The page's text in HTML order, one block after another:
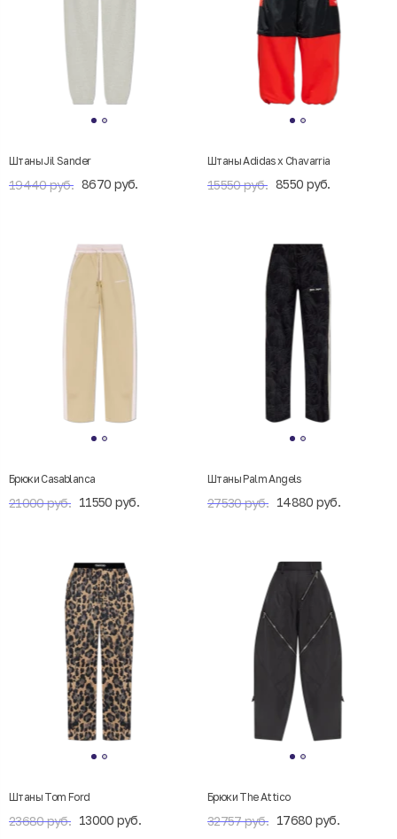
Штаны Jil Sander
19440 руб. 8670 руб.
Штаны Adidas x Chavarria
15550 руб. 8550 руб.
Брюки Casablanca
21000 руб. 11550 руб.
Штаны Palm Angels
27530 руб. 14880 руб.
Штаны Tom Ford
23680 руб. 13000 руб.
Брюки The Attico
32757 руб. 17680 руб.